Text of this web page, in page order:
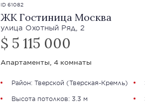
ID 61082
ЖК Гостиница Москва
улица Охотный Ряд, 2
$ 5 115 000
Апартаменты, 4 комнаты
Район: Тверской (Тверская-Кремль)
Высота потолков: 3.3 м